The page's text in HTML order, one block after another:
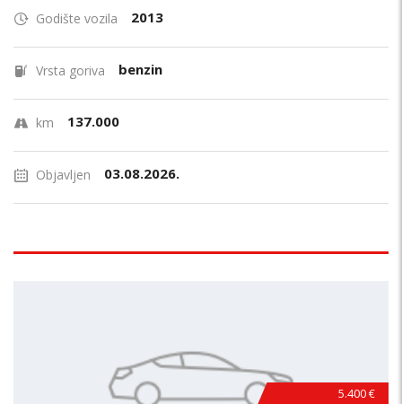
Godište vozila 2013
Vrsta goriva benzin
km 137.000
Objavljen 03.08.2026.
5.400 €